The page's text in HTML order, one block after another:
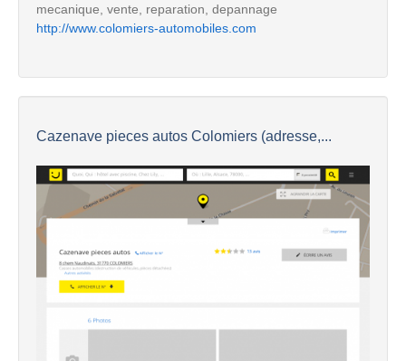
mecanique, vente, reparation, depannage
http://www.colomiers-automobiles.com
Cazenave pieces autos Colomiers (adresse,...